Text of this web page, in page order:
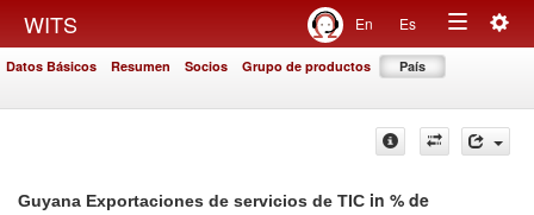
WITS En Es
Toggle
Datos Básicos Resumen Socios Grupo de productos País
Guyana Exportaciones de servicios de TIC in % de